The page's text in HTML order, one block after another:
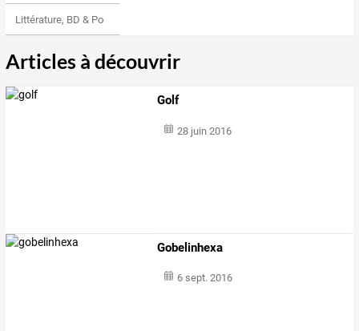
Littérature, BD & Poésie
Articles à découvrir
Golf
28 juin 2016
Gobelinhexa
6 sept. 2016